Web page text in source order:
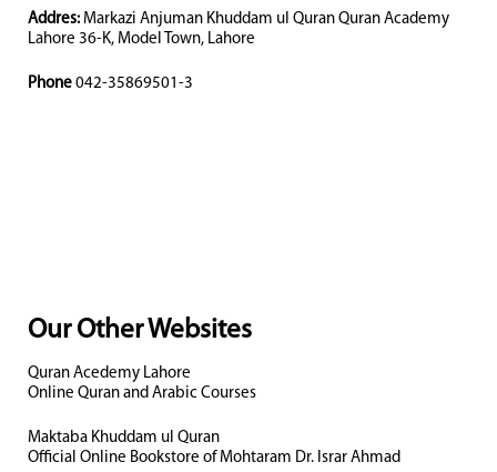
Addres: Markazi Anjuman Khuddam ul Quran Quran Academy
Lahore 36-K, Model Town, Lahore
Phone 042-35869501-3
Our Other Websites
Quran Acedemy Lahore
Online Quran and Arabic Courses
Maktaba Khuddam ul Quran
Official Online Bookstore of Mohtaram Dr. Israr Ahmad